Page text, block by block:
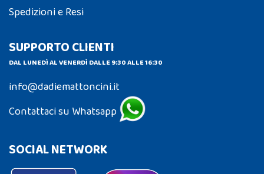
Spedizioni e Resi
SUPPORTO CLIENTI
DAL LUNEDÌ AL VENERDÌ DALLE 9:30 ALLE 16:30
info@dadiemattoncini.it
Contattaci su Whatsapp
SOCIAL NETWORK